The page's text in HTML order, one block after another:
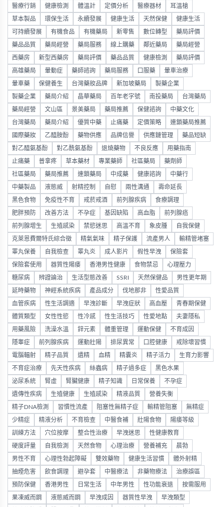
醫療行銷 健康檢測 體溫計 定價分析 醫療器材 耳溫槍
草本製品 環保生活 永續發展 健康生活 天然保健 健康生活
可持續發展 有機食品 有機藥局 新零售 數位轉型 藥局評價
藥品品質 藥局經營 藥局服務 線上購藥 鄰近藥局 藥局經營
西藥房 新型西藥房 藥局評價 藥品品質 健康檢測 藥局評價
高雄藥局 暈動症 藥師諮詢 藥局服務 口服藥 暈車治療
暈車藥 保健養生 台灣藥妝品牌 新加坡藥局 製藥企業
製藥企業 藥局介紹 晶華藥局 百年老字號 南投藥局 台灣藥局
藥局經營 文山區 景美藥局 藥局推薦 保健諮詢 中藥文化
台灣藥局 藥局介紹 優質中藥 止痛藥 定價策略 連鎖藥局推薦
國際藥妝 乙醯胺酚 藥物供應 品牌信譽 供應鏈管理 藥品短缺
對乙醯氨基酚 對乙酰氨基酚 退燒藥物 不良反應 用藥指南
止痛藥 普拿疼 草本藥材 專業藥師 社區藥局 藥劑師
社區藥局 藥局推薦 連鎖藥局 中成藥 健康諮詢 中藥行
中藥製品 液態威 射精控制 自慰 兩性溝通 壽命延長
黑色食物 免疫性不育 戒菸戒酒 前列腺疾病 食療調理
肥胖預防 改善方法 不孕症 基因缺陷 高血脂 前列腺癌
前列腺增生 生殖感染 禁慾迷思 高溫不育 象皮腫 自我保健
克萊恩費爾特氏綜合徵 精氣氣味 精子保護 流產男人 輸精管堵塞
睪丸保養 自我檢查 睪丸炎 成人影片 假性早洩 保險套
保險套使用 器質性陽痿 香港男性健康 食物禁忌 心理壓力
糖尿病 辨證論治 生活型態改善 SSRI 天然保健品 男性更年期
延時藥物 神經系統疾病 產品成分 伐地那非 性愛品質
血管疾病 性生活調適 早洩診斷 早洩症狀 高血壓 青春期保健
體質類型 女性性慾 性冷感 性生活技巧 性愛地點 夫妻隱私
用藥風險 洗澡水溫 鋅元素 體重管理 運動保健 不育成因
隱睾症 前列腺疾病 運動壯陽 排尿異常 口腔健康 戒除壞習慣
電腦輻射 精子品質 遺精 血精 精囊炎 精子活力 生育力影響
不育症治療 先天性疾病 絲蟲病 精子過多症 黑色水果
泌尿系統 腎虛 腎臟健康 精子知識 日常保養 不孕症
遺傳性疾病 生殖健康 生殖感染 精液品質 營養失衡
精子DNA檢測 習慣性流產 阻塞性無精子症 輸精管阻塞 無精症
少精症 精液分析 不育檢查 中醫食補 壯陽食物 陽痿等級
訓練方法 穴位按摩 整合性治療 早洩迷思 性健康教育
硬度評量 自我檢測 天然食物 心理治療 營養補充 晨勃
男性不育 心理性勃起障礙 雙效藥物 健康生活習慣 體外射精
抽煙危害 飲食調理 避孕套 中醫療法 非藥物療法 治療誤區
預防保健 香港男性 日常生活 中年男性 性功能衰退 按需服用
果凍威而鋼 液態威而鋼 早洩成因 器質性早洩 早洩類型